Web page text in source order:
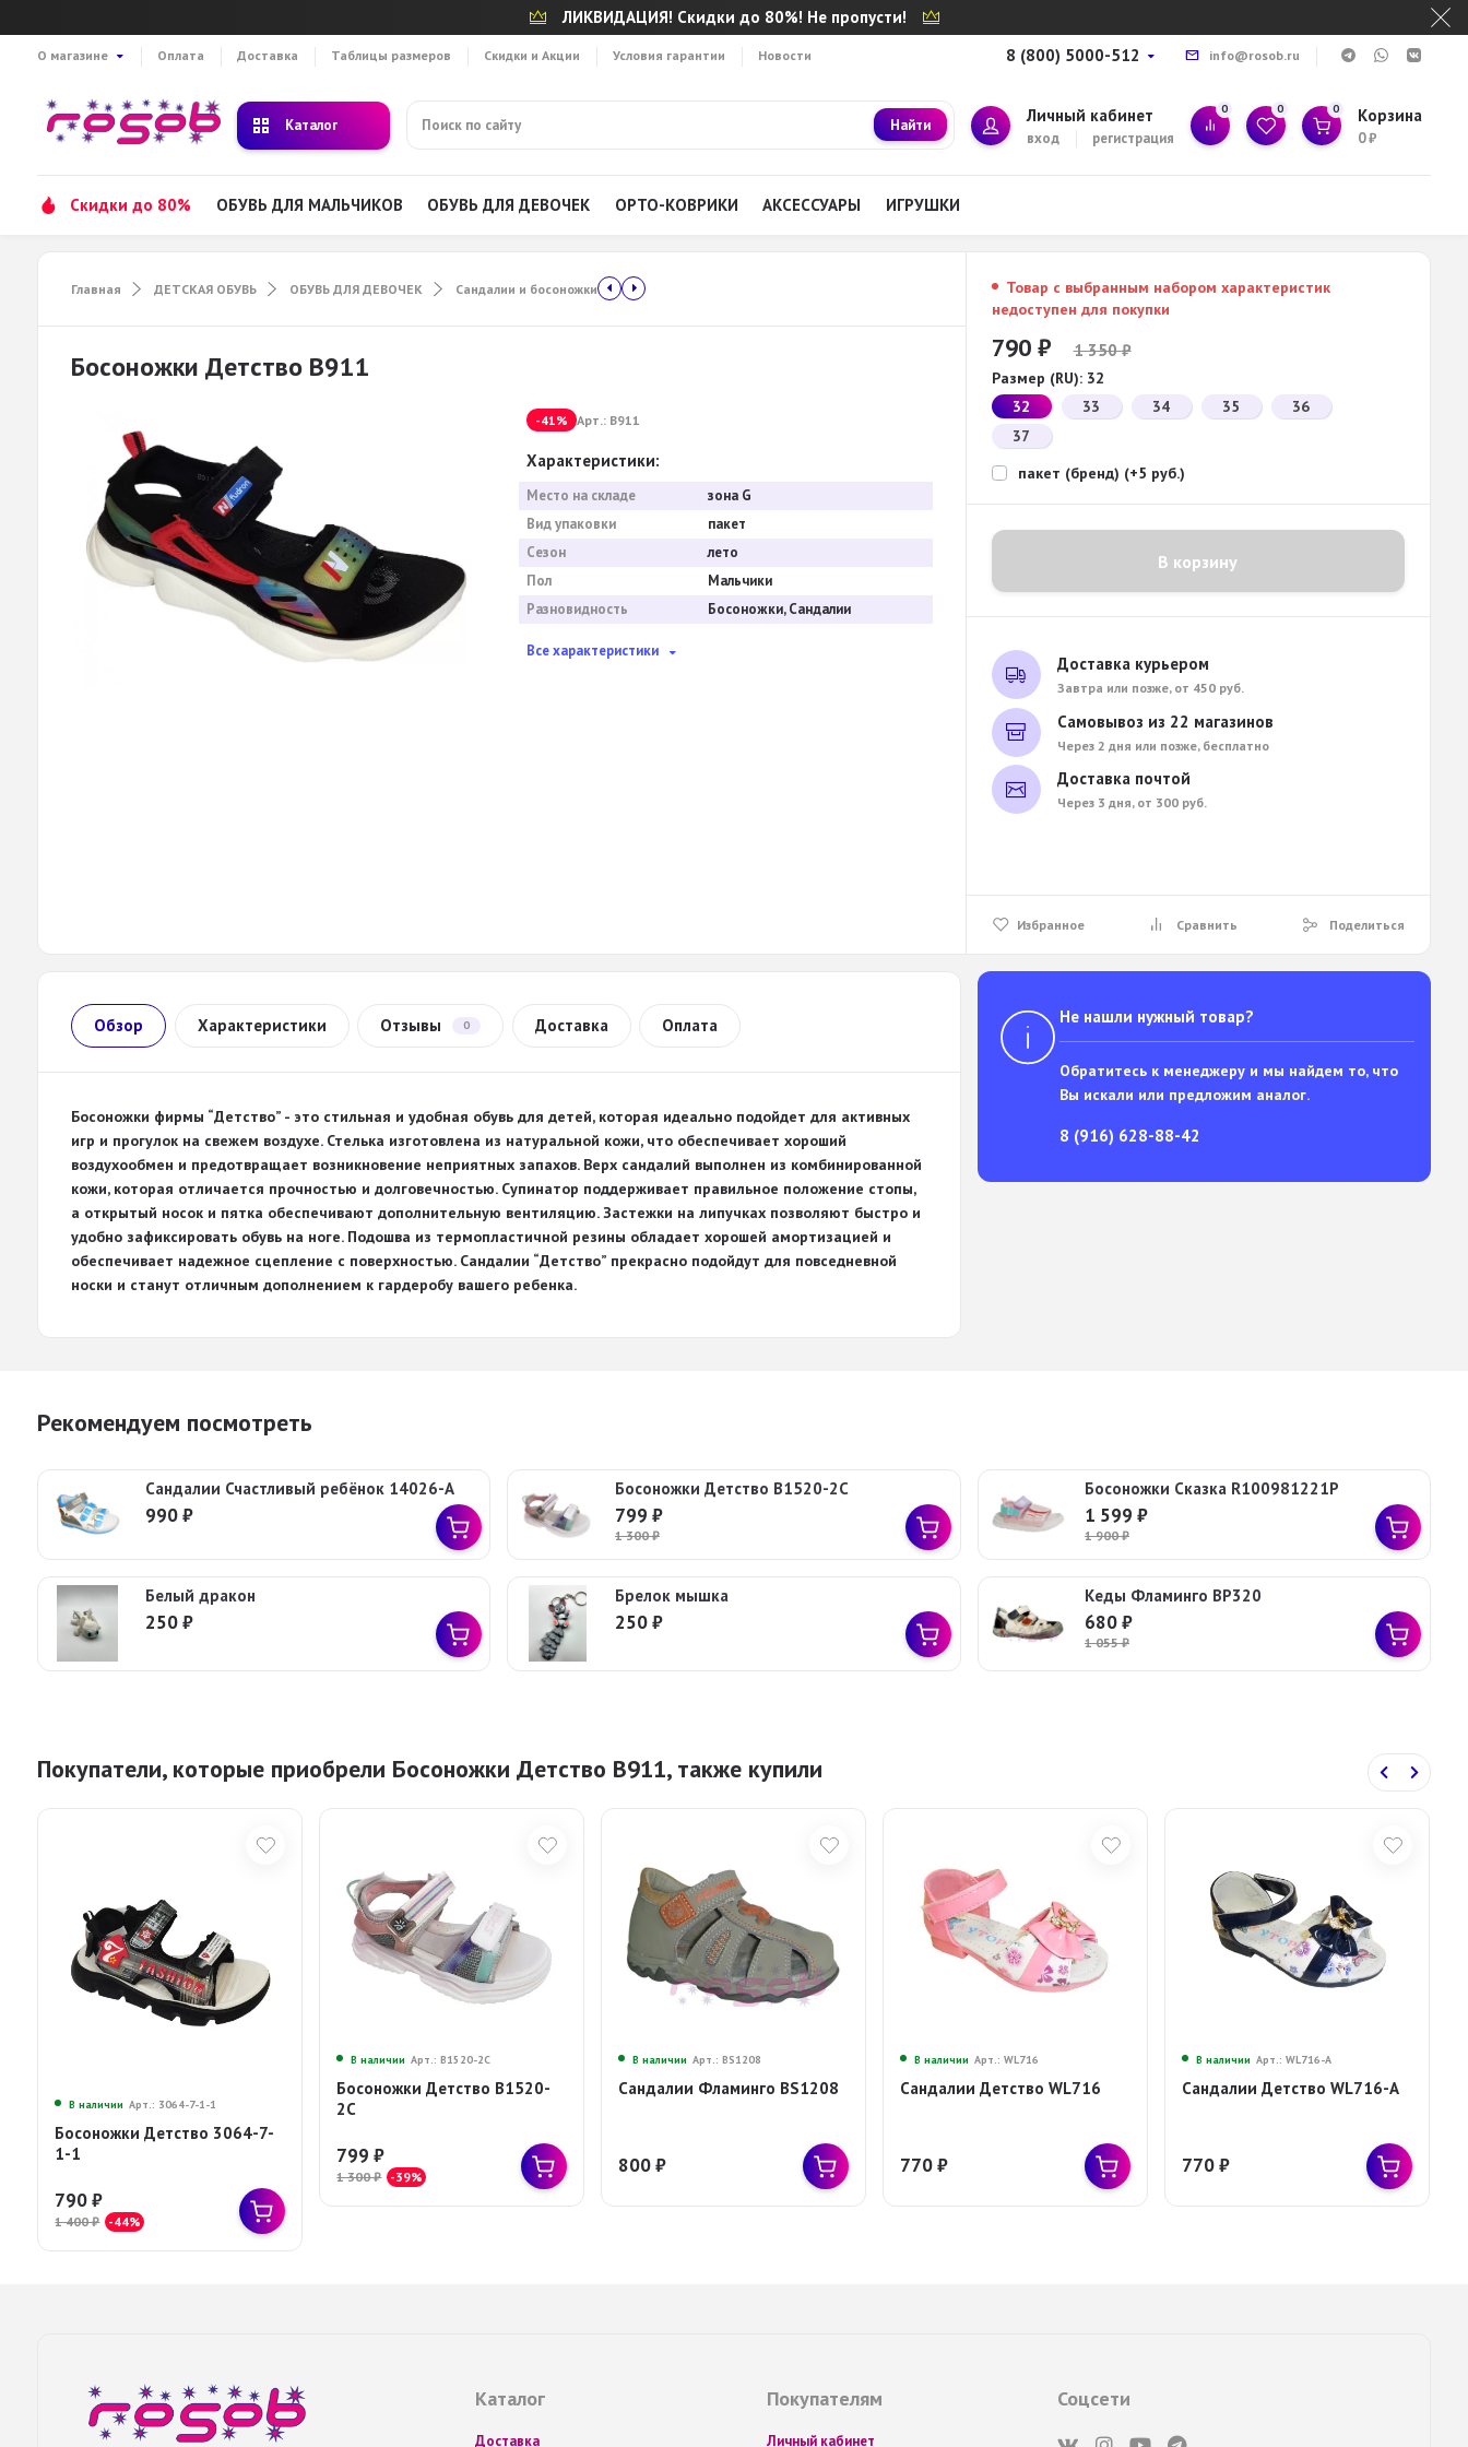
ЛИКВИДАЦИЯ! Скидки до 80%! Не пропусти!
О магазине Оплата Доставка Таблицы размеров Скидки и Акции Условия гарантии Новости 8 (800) 5000-512 info@rosob.ru
Каталог Найти Личный кабинет
вход регистрация
0 0 0 Корзина
0₽
Скидки до 80% ОБУВЬ ДЛЯ МАЛЬЧИКОВ ОБУВЬ ДЛЯ ДЕВОЧЕК ОРТО-КОВРИКИ АКСЕССУАРЫ ИГРУШКИ
Главная ДЕТСКАЯ ОБУВЬ ОБУВЬ ДЛЯ ДЕВОЧЕК Сандалии и босоножки
Босоножки Детство B911
-41% Арт.: B911
Характеристики:
Место на складе
зона G
Вид упаковки
пакет
Сезон
лето
Пол
Мальчики
Разновидность
Босоножки, Сандалии
Все характеристики
Товар с выбранным набором характеристик
недоступен для покупки
790 ₽ 1 350₽
Размер (RU): 32
32
33 34 35
36
37
пакет (бренд) (+5 руб.)
В корзину
Доставка курьером
Завтра или позже, от 450 руб.
Самовывоз из 22 магазинов
Через 2 дня или позже, бесплатно
Доставка почтой
Через 3 дня, от 300 руб.
Избранное Сравнить Поделиться
Обзор Характеристики Отзывы 0 Доставка Оплата
Босоножки фирмы “Детство” - это стильная и удобная обувь для детей, которая идеально подойдет для активных
игр и прогулок на свежем воздухе. Стелька изготовлена из натуральной кожи, что обеспечивает хороший
воздухообмен и предотвращает возникновение неприятных запахов. Верх сандалий выполнен из комбинированной
кожи, которая отличается прочностью и долговечностью. Супинатор поддерживает правильное положение стопы,
а открытый носок и пятка обеспечивают дополнительную вентиляцию. Застежки на липучках позволяют быстро и
удобно зафиксировать обувь на ноге. Подошва из термопластичной резины обладает хорошей амортизацией и
обеспечивает надежное сцепление с поверхностью. Сандалии “Детство” прекрасно подойдут для повседневной
носки и станут отличным дополнением к гардеробу вашего ребенка.
Не нашли нужный товар?
Обратитесь к менеджеру и мы найдем то, что
Вы искали или предложим аналог.
8 (916) 628-88-42
Рекомендуем посмотреть
Сандалии Счастливый ребёнок 14026-A
990₽
Босоножки Детство В1520-2С
799 ₽
1 300₽
Босоножки Сказка R100981221P
1 599 ₽
1 900₽
Белый дракон
250₽
Брелок мышка
250₽
Кеды Фламинго BP320
680₽
1 055₽
Покупатели, которые приобрели Босоножки Детство B911, также купили
В наличии Арт.: 3064-7-1-1
Босоножки Детство 3064-7-
1-1
790₽
1 400₽ -44%
В наличии Арт.: В1520-2С
Босоножки Детство В1520-
2С
799₽
1 300₽ -39%
В наличии Арт.: BS1208
Сандалии Фламинго BS1208
800₽
В наличии Арт.: WL716
Сандалии Детство WL716
770₽
В наличии Арт.: WL716-A
Сандалии Детство WL716-A
770₽
Каталог
Доставка
Покупателям
Личный кабинет
Соцсети